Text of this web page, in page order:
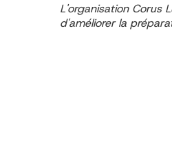
L'organisation Corus
d'améliorer la